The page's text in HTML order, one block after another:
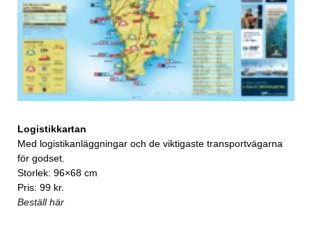
Logistikkartan
Med logistikanläggningar och de viktigaste transportvägarna
för godset.
Storlek: 96×68 cm
Pris: 99 kr.
Beställ här